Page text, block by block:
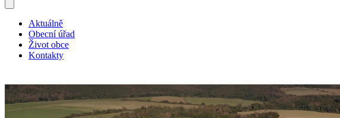
Aktuálně
Obecní úřad
Život obce
Kontakty